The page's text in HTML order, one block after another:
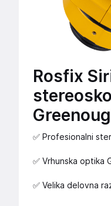
Rosfix
✅ Profesionalni
✅ Vrhunska optika
✅ Velika delovna